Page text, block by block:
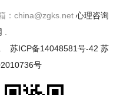
：china@zgks.net心理咨询
. 苏ICP备14048581号-42 苏
号